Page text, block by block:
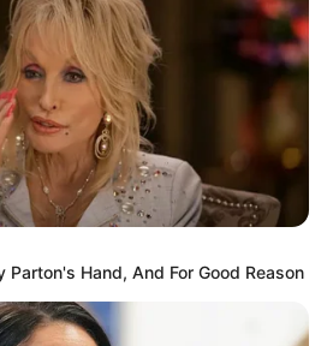
Parton's Hand, And For Good Reason